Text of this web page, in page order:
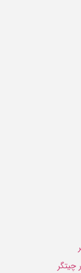
چیتگر